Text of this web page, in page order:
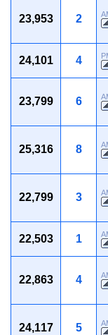
2
23,953
4
24,101
6
23,799
8
25,316
3
22,799
1
22,503
4
22,863
5
24,117